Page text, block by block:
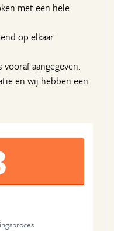
met een hele
op elkaar
aangegeven.
en wij hebben een